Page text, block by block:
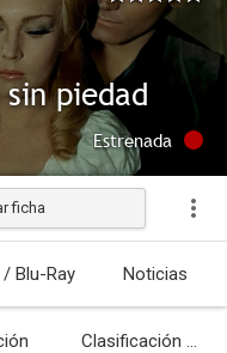
piedad
Estrenada
ficha
/ Blu-Ray Noticias
Clasificación por edades